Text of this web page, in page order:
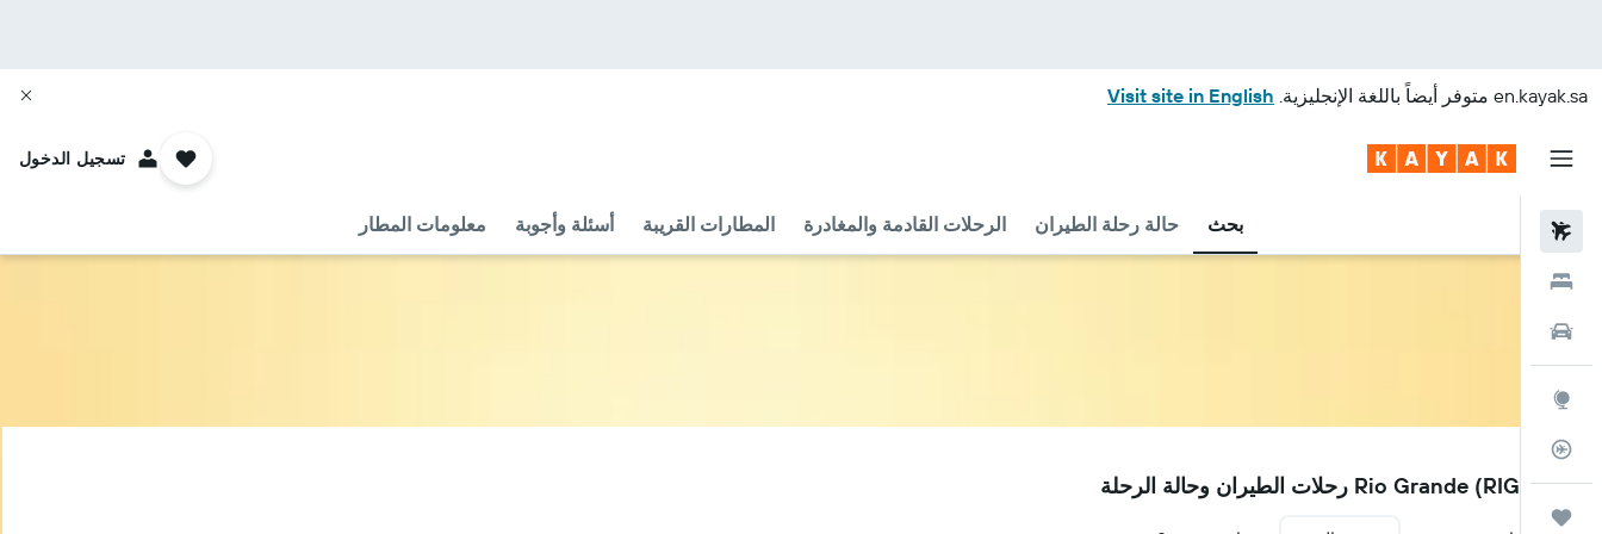
en.kayak.sa متوفر أيضاً باللغة الإنجليزية. Visit site in English
بحث حالة رحلة الطيران الرحلات القادمة والمغادرة المطارات القريبة أسئلة وأجوبة معلومات المطار
تسجيل الدخول
RIG
مطار Rio Grande (RIG) رحلات الطيران وحالة الرحلة